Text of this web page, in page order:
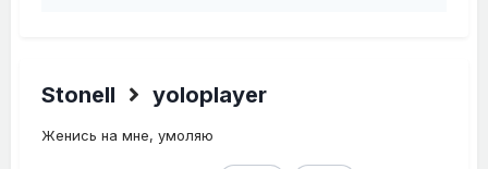
Stonell yoloplayer
Женись на мне, умоляю